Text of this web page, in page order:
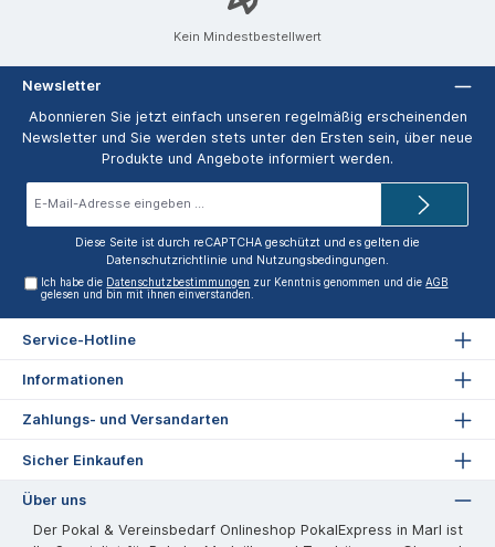
Kein Mindestbestellwert
Newsletter
Abonnieren Sie jetzt einfach unseren regelmäßig erscheinenden
Newsletter und Sie werden stets unter den Ersten sein, über neue
Produkte und Angebote informiert werden.
Diese Seite ist durch reCAPTCHA geschützt und es gelten die
Datenschutzrichtlinie und Nutzungsbedingungen.
Ich habe die Datenschutzbestimmungen zur Kenntnis genommen und dieAGB
gelesen und bin mit ihnen einverstanden.
Service-Hotline
Informationen
Zahlungs- und Versandarten
Sicher Einkaufen
Über uns
Der Pokal & Vereinsbedarf Onlineshop PokalExpress in Marl ist